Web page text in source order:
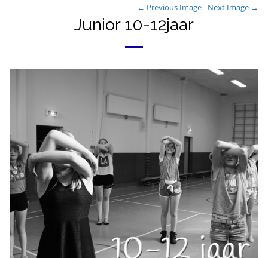
← Previous Image Next Image →
Junior 10-12jaar